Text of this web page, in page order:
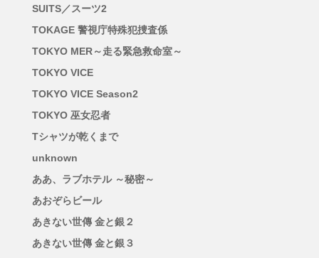
SUITS／スーツ2
TOKAGE 警視庁特殊犯捜査係
TOKYO MER～走る緊急救命室～
TOKYO VICE
TOKYO VICE Season2
TOKYO 巫女忍者
Tシャツが乾くまで
unknown
ああ、ラブホテル ～秘密～
あおぞらビール
あきない世傳 金と銀２
あきない世傳 金と銀３